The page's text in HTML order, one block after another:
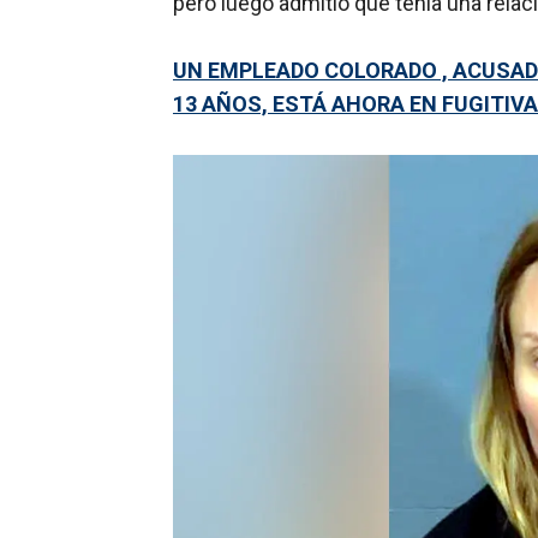
UN EMPLEADO COLORADO ,
13 AÑOS, ESTÁ AHORA EN FUGITIVA